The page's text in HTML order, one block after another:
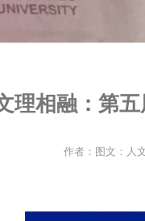
理相融：第
作者：图文：人